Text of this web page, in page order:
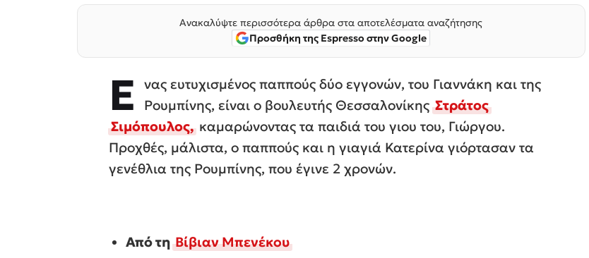
Ανακαλύψτε περισσότερα άρθρα στα αποτελέσματα αναζήτησης
Προσθήκη της Espresso στην Google
Ε
νας ευτυχισμένος παππούς δύο εγγονών, του Γιαννάκη και της
Ρουμπίνης, είναι ο βουλευτής ΘεσσαλονίκηςΣτράτος
Σιμόπουλος,καμαρώνοντας τα παιδιά του γιου του, Γιώργου.
Προχθές, μάλιστα, ο παππούς και η γιαγιά Κατερίνα γιόρτασαν τα
γενέθλια της Ρουμπίνης, που έγινε 2 χρονών.
Από τηΒίβιαν Μπενέκου